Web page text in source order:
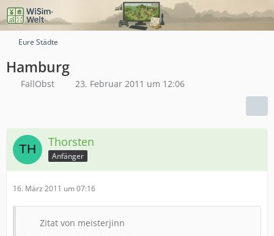
Eure Städte
Hamburg
FallObst 23. Februar 2011 um 12:06
Thorsten
Anfänger
16. März 2011 um 07:16
Zitat von meisterjinn